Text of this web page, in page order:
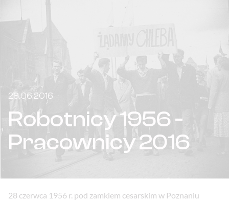
28.06.2016
Robotnicy 1956 -
Pracownicy 2016
28 czerwca 1956 r. pod zamkiem cesarskim w Poznaniu